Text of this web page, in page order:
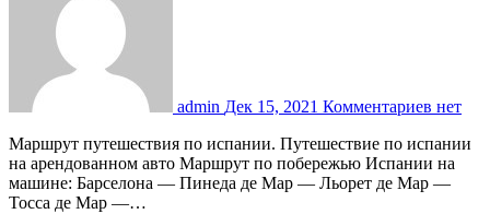
admin Дек 15, 2021 Комментариев нет
Маршрут путешествия по испании. Путешествие по испании
на арендованном авто Маршрут по побережью Испании на
машине: Барселона — Пинеда де Мар — Льорет де Мар —
Тосса де Мар —…